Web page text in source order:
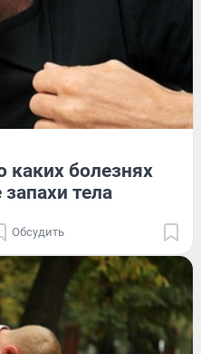
каких болезнях
тела
Обсудить